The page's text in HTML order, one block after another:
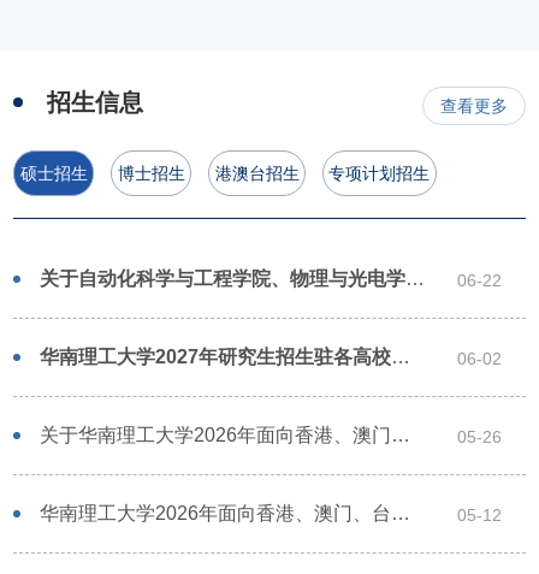
招生信息
硕士招生 博士招生 港澳台招生 专项计划招生
查看更多
关于自动化科学与工程学院、物理与光电学院和吴贤铭智能工程学院部分专业2027年初试自命题科目调整的通知 06-22
华南理工大学2027年研究生招生驻各高校咨询人员名单及QQ群 06-02
关于华南理工大学2026年面向香港、澳门、台湾地区招收研究生拟录取名单的公示 05-26
华南理工大学2026年面向香港、澳门、台湾地区招收研究生院系复试录取方案 05-12